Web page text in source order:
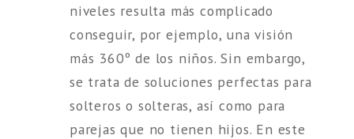
niveles resulta más complicado
conseguir, por ejemplo, una visión
más 360º de los niños. Sin embargo,
se trata de soluciones perfectas para
solteros o solteras, así como para
parejas que no tienen hijos. En este